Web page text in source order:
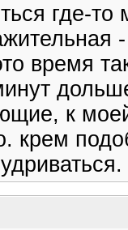
где-
время
к
крем